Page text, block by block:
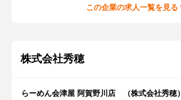
この企業の求人一覧を見る
株式会社秀穂
らーめん会津屋 阿賀野川店 （株式会社秀穂）